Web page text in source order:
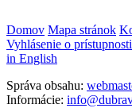
Domov Mapa stránok
Vyhlásenie o prístupnosti
in English
Správa obsahu:
Informácie: